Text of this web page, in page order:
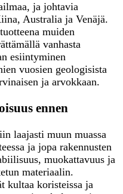
ja johtavia
Australia ja Venäjä.
muiden
vanhasta
esiintyminen
vuosien geologisista
ja arvokkaan.
ennen
laajasti muun muassa
ja jopa rakennusten
muokattavuus ja
materiaalin.
kultaa koristeissa ja